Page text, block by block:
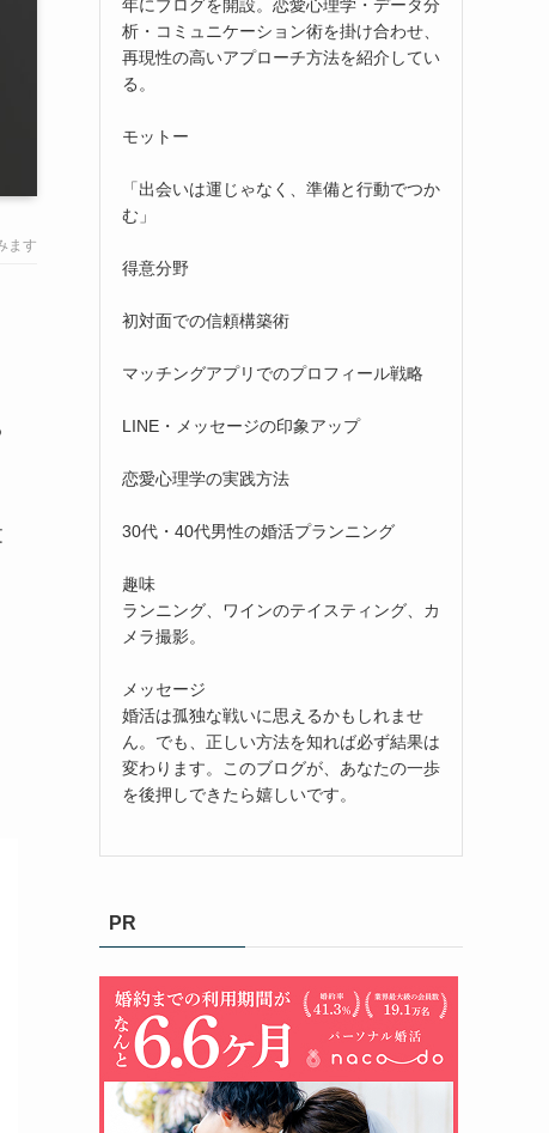
ます
年にブログを開設。恋愛心理学・データ分
析・コミュニケーション術を掛け合わせ、
再現性の高いアプローチ方法を紹介してい
る。
モットー
「出会いは運じゃなく、準備と行動でつか
む」
得意分野
初対面での信頼構築術
マッチングアプリでのプロフィール戦略
LINE・メッセージの印象アップ
恋愛心理学の実践方法
30代・40代男性の婚活プランニング
趣味
ランニング、ワインのテイスティング、カ
メラ撮影。
メッセージ
婚活は孤独な戦いに思えるかもしれませ
ん。でも、正しい方法を知れば必ず結果は
変わります。このブログが、あなたの一歩
を後押しできたら嬉しいです。
PR